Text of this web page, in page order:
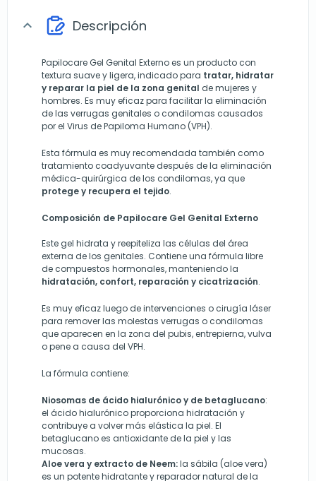
expand_more Descripción
Papilocare Gel Genital Externo es un producto con
textura suave y ligera, indicado para tratar, hidratar
y reparar la piel de la zona genital de mujeres y
hombres. Es muy eficaz para facilitar la eliminación
de las verrugas genitales o condilomas causados
por el Virus de Papiloma Humano (VPH).
Esta fórmula es muy recomendada también como
tratamiento coadyuvante después de la eliminación
médica-quirúrgica de los condilomas, ya que
protege y recupera el tejido.
Composición de Papilocare Gel Genital Externo
Este gel hidrata y reepiteliza las células del área
externa de los genitales. Contiene una fórmula libre
de compuestos hormonales, manteniendo la
hidratación, confort, reparación y cicatrización.
Es muy eficaz luego de intervenciones o cirugía láser
para remover las molestas verrugas o condilomas
que aparecen en la zona del pubis, entrepierna, vulva
o pene a causa del VPH.
La fórmula contiene:
Niosomas de ácido hialurónico y de betaglucano:
el ácido hialurónico proporciona hidratación y
contribuye a volver más elástica la piel. El
betaglucano es antioxidante de la piel y las
mucosas.
Aloe vera y extracto de Neem:la sábila (aloe vera)
es un potente hidratante y reparador natural de la